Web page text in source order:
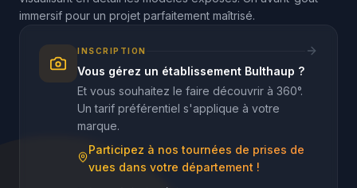
immersif pour un projet parfaitement maîtrisé.
INSCRIPTION
Vous gérez un établissement Bulthaup ?
Et vous souhaitez le faire découvrir à 360°.
Un tarif préférentiel s'applique à votre
marque.
Participez à nos tournées de prises de
vues dans votre département !